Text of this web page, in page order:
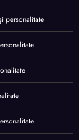
personalitate